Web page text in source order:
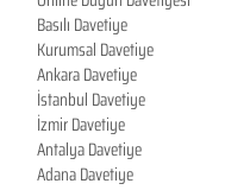
Basılı Davetiye
Kurumsal Davetiye
Ankara Davetiye
İstanbul Davetiye
İzmir Davetiye
Antalya Davetiye
Adana Davetiye